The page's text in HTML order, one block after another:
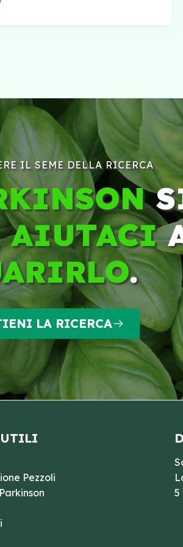
IL SEME DELLA RICERCA
AIUTACI
.
LA RICERCA
Pezzoli
5